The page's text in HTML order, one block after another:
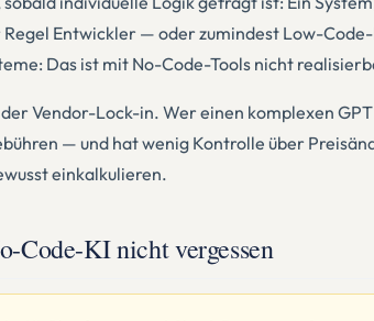
Entwickler — oder zumindest Low-
Das ist mit No-Code-Tools nicht
Vendor-Lock-in. Wer einen komplexen
— und hat wenig Kontrolle über
einkalkulieren.
Code-KI nicht vergessen